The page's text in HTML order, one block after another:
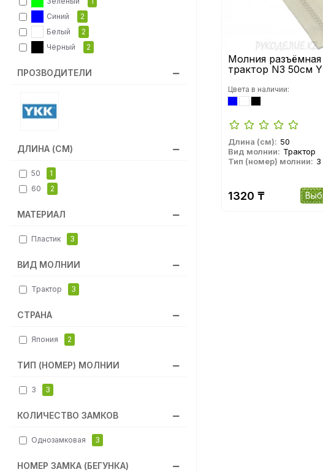
Синий
2
Белый
2
Чёрный
2
ПРОЗВОДИТЕЛИ
ДЛИНА (СМ)
50
1
60
2
МАТЕРИАЛ
Пластик 3
ВИД МОЛНИИ
Трактор 3
СТРАНА
Япония 2
ТИП (НОМЕР) МОЛНИИ
3 3
КОЛИЧЕСТВО ЗАМКОВ
Однозамковая 3
НОМЕР ЗАМКА (БЕГУНКА)
Молния разъёмная
трактор N3 50см
Цвета в наличии:
Длина (см): 50
Вид молнии: Трактор
Тип (номер) молнии: 3
1320 ₸